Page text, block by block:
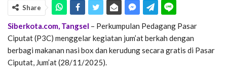
Share
Siberkota.com, Tangsel – Perkumpulan Pedagang Pasar
Ciputat (P3C) menggelar kegiatan jum’at berkah dengan
berbagi makanan nasi box dan kerudung secara gratis di Pasar
Ciputat, Jum’at (28/11/2025).